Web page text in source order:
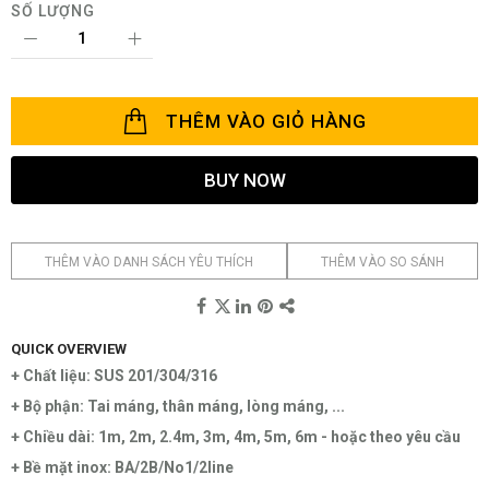
SỐ LƯỢNG
THÊM VÀO GIỎ HÀNG
BUY NOW
THÊM VÀO DANH SÁCH YÊU THÍCH THÊM VÀO SO SÁNH
QUICK OVERVIEW
+ Chất liệu: SUS 201/304/316
+ Bộ phận: Tai máng, thân máng, lòng máng, ...
+ Chiều dài: 1m, 2m, 2.4m, 3m, 4m, 5m, 6m - hoặc theo yêu cầu
+ Bề mặt inox: BA/2B/No1/2line